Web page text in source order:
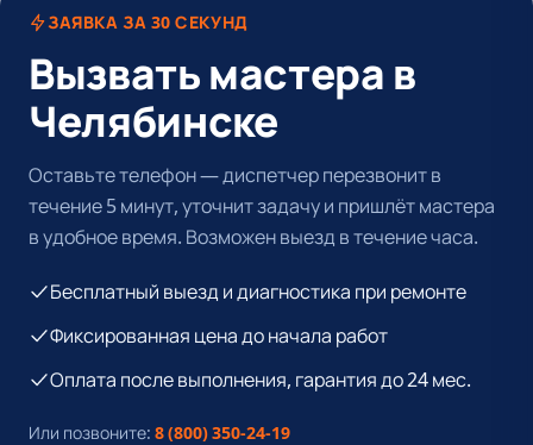
ЗАЯВКА ЗА 30 СЕКУНД
Вызвать мастера в
Челябинске
Оставьте телефон — диспетчер перезвонит в
течение 5 минут, уточнит задачу и пришлёт мастера
в удобное время. Возможен выезд в течение часа.
Бесплатный выезд и диагностика при ремонте
Фиксированная цена до начала работ
Оплата после выполнения, гарантия до 24 мес.
Или позвоните: 8 (800) 350-24-19